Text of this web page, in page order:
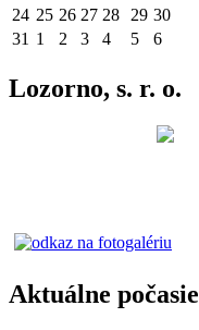
24 25 26 27 28 29 30
31 1 2 3 4 5 6
Lozorno, s. r. o.
Aktuálne počasie